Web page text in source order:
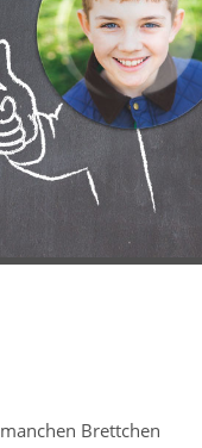
Brettchen